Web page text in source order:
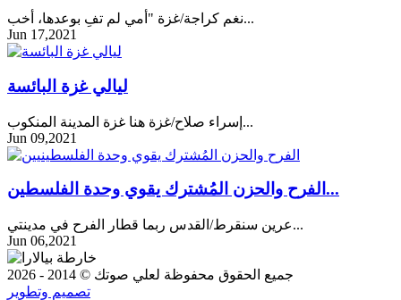
نغم كراجة/غزة "أمي لم تفِ بوعدها، أخب...
Jun 17,2021
ليالي غزة البائسة
إسراء صلاح/غزة هنا غزة المدينة المنكوب...
Jun 09,2021
الفرح والحزن المُشترك يقوي وحدة الفلسطين...
عرين سنقرط/القدس ربما قطار الفرح في مدينتي...
Jun 06,2021
جميع الحقوق محفوظة لعلي صوتك © 2014 - 2026
تصميم وتطوير